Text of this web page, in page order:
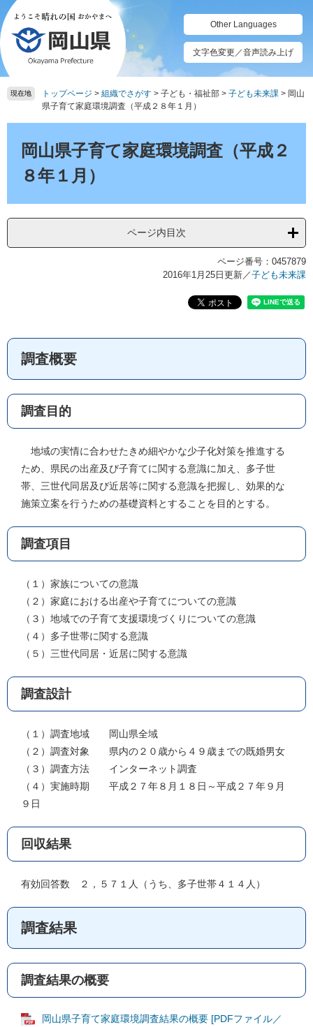
ペ
ー
ジ
の
先
頭
メ
ニ
ュ
ー
を
飛
て
Other Languages
文字色変更／音声読み上げ
現在地 トップページ > 組織でさがす > 子ども・福祉部 > 子ども未来課 > 岡山
県子育て家庭環境調査（平成２８年１月）
岡山県子育て家庭環境調査（平成２
８年１月）
ページ内目次
ページ番号：0457879
2016年1月25日更新／子ども未来課
調査概要
調査目的
地域の実情に合わせたきめ細やかな少子化対策を推進する
ため、県民の出産及び子育てに関する意識に加え、多子世
帯、三世代同居及び近居等に関する意識を把握し、効果的な
施策立案を行うための基礎資料とすることを目的とする。
調査項目
（１）家族についての意識
（２）家庭における出産や子育てについての意識
（３）地域での子育て支援環境づくりについての意識
（４）多子世帯に関する意識
（５）三世代同居・近居に関する意識
調査設計
（１）調査地域 岡山県全域
（２）調査対象 県内の２０歳から４９歳までの既婚男女
（３）調査方法 インターネット調査
（４）実施時期 平成２７年８月１８日～平成２７年９月
９日
回収結果
有効回答数 ２，５７１人（うち、多子世帯４１４人）
調査結果
調査結果の概要
岡山県子育て家庭環境調査結果の概要 [PDFファイル／